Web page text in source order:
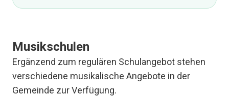
Musikschulen
Ergänzend zum regulären Schulangebot stehen
verschiedene musikalische Angebote in der
Gemeinde zur Verfügung.